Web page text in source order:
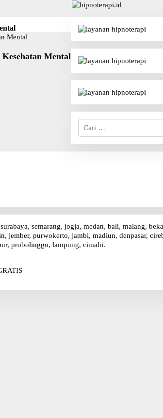
Mental
:
semarang, jogja, medan, bali, malang,
jember, purwokerto, jambi, madiun, denpasar,
probolinggo, lampung, cimahi.